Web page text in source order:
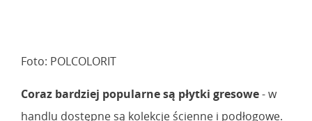
Foto: POLCOLORIT
Coraz bardziej popularne są płytki gresowe- w
handlu dostępne są kolekcje ścienne i podłogowe.